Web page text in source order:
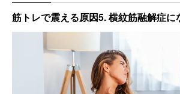
筋トレで震える原因5. 横紋筋融解症に